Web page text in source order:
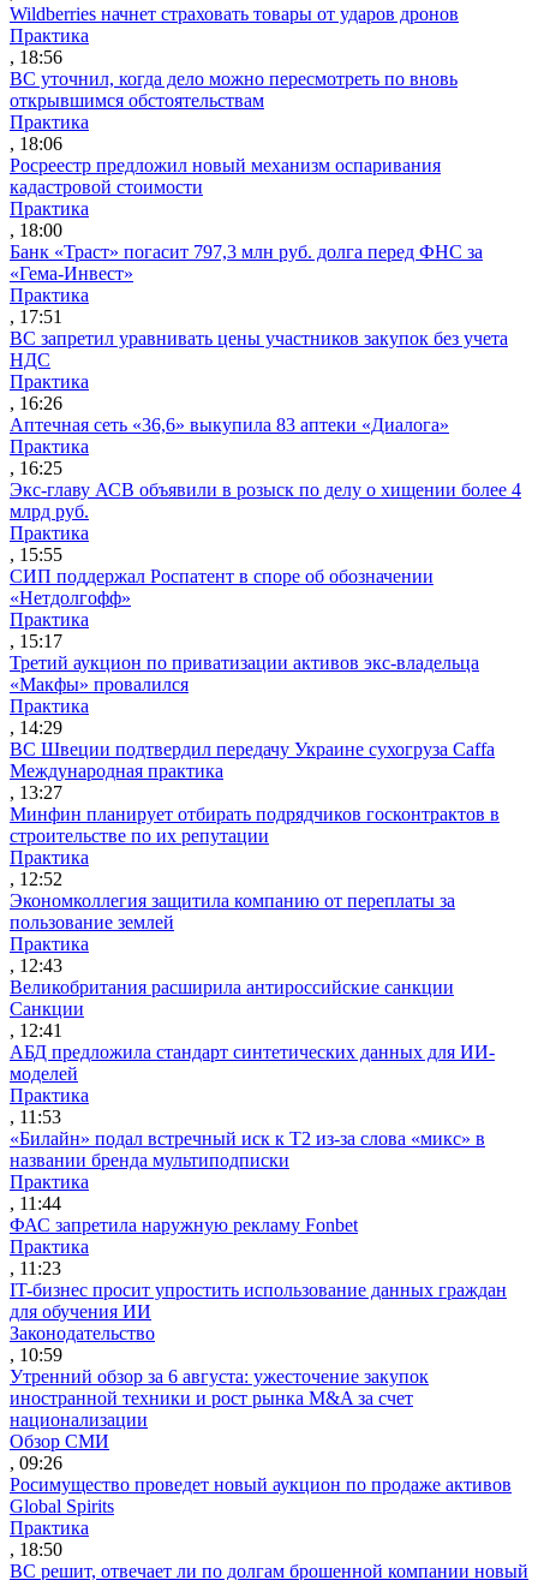
Wildberries начнет страховать товары от ударов дронов
Практика
, 18:56
ВС уточнил, когда дело можно пересмотреть по вновь
открывшимся обстоятельствам
Практика
, 18:06
Росреестр предложил новый механизм оспаривания
кадастровой стоимости
Практика
, 18:00
Банк «Траст» погасит 797,3 млн руб. долга перед ФНС за
«Гема-Инвест»
Практика
, 17:51
ВС запретил уравнивать цены участников закупок без учета
НДС
Практика
, 16:26
Аптечная сеть «36,6» выкупила 83 аптеки «Диалога»
Практика
, 16:25
Экс-главу АСВ объявили в розыск по делу о хищении более 4
млрд руб.
Практика
, 15:55
СИП поддержал Роспатент в споре об обозначении
«Нетдолгофф»
Практика
, 15:17
Третий аукцион по приватизации активов экс-владельца
«Макфы» провалился
Практика
, 14:29
ВС Швеции подтвердил передачу Украине сухогруза Caffa
Международная практика
, 13:27
Минфин планирует отбирать подрядчиков госконтрактов в
строительстве по их репутации
Практика
, 12:52
Экономколлегия защитила компанию от переплаты за
пользование землей
Практика
, 12:43
Великобритания расширила антироссийские санкции
Санкции
, 12:41
АБД предложила стандарт синтетических данных для ИИ-
моделей
Практика
, 11:53
«Билайн» подал встречный иск к Т2 из-за слова «микс» в
названии бренда мультиподписки
Практика
, 11:44
ФАС запретила наружную рекламу Fonbet
Практика
, 11:23
IT-бизнес просит упростить использование данных граждан
для обучения ИИ
Законодательство
, 10:59
Утренний обзор за 6 августа: ужесточение закупок
иностранной техники и рост рынка M&A за счет
национализации
Обзор СМИ
, 09:26
Росимущество проведет новый аукцион по продаже активов
Global Spirits
Практика
, 18:50
ВС решит, отвечает ли по долгам брошенной компании новый